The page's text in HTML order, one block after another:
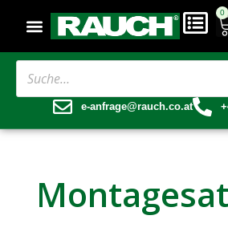
0
e-anfrage@rauch.co.at